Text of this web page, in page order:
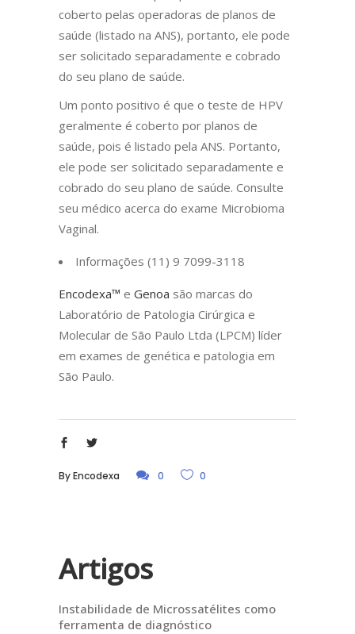
coberto pelas operadoras de planos de
saúde (listado na ANS), portanto, ele pode
ser solicitado separadamente e cobrado
do seu plano de saúde.
Um ponto positivo é que o teste de HPV
geralmente é coberto por planos de
saúde, pois é listado pela ANS. Portanto,
ele pode ser solicitado separadamente e
cobrado do seu plano de saúde. Consulte
seu médico acerca do exame Microbioma
Vaginal.
Informações (11) 9 7099-3118
Encodexa™ e Genoa são marcas do
Laboratório de Patologia Cirúrgica e
Molecular de São Paulo Ltda (LPCM) líder
em exames de genética e patologia em
São Paulo.
ByEncodexa 0 0
Artigos
Instabilidade de Microssatélites como
ferramenta de diagnóstico